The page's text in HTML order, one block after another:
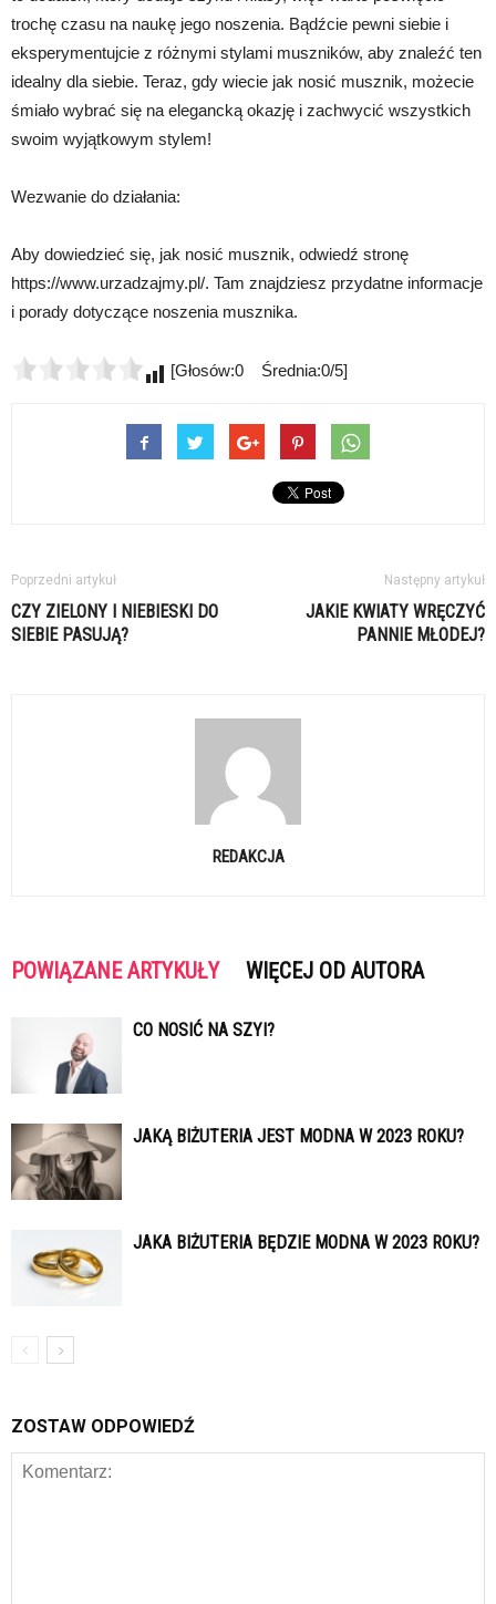
trochę czasu na naukę jego noszenia. Bądźcie pewni siebie i
eksperymentujcie z różnymi stylami muszników, aby znaleźć ten
idealny dla siebie. Teraz, gdy wiecie jak nosić musznik, możecie
śmiało wybrać się na elegancką okazję i zachwycić wszystkich
swoim wyjątkowym stylem!
Wezwanie do działania:
Aby dowiedzieć się, jak nosić musznik, odwiedź stronę
https://www.urzadzajmy.pl/. Tam znajdziesz przydatne informacje
i porady dotyczące noszenia musznika.
[Głosów:0 Średnia:0/5]
Poprzedni artykuł
CZY ZIELONY I NIEBIESKI DO
SIEBIE PASUJĄ?
Następny artykuł
JAKIE KWIATY WRĘCZYĆ
PANNIE MŁODEJ?
REDAKCJA
POWIĄZANE ARTYKUŁY WIĘCEJ OD AUTORA
CO NOSIĆ NA SZYI?
JAKĄ BIŻUTERIA JEST MODNA W 2023 ROKU?
JAKA BIŻUTERIA BĘDZIE MODNA W 2023 ROKU?
ZOSTAW ODPOWIEDŹ